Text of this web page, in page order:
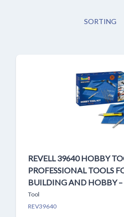
SORTING
REVELL 39640 HOBBY
PROFESSIONAL TOOLS
BUILDING AND HOBBY –
Tool
REV39640